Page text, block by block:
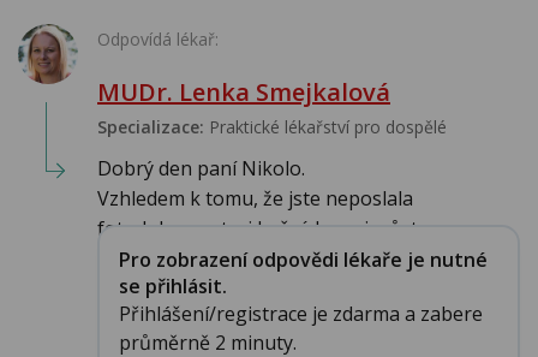
Odpovídá lékař:
MUDr. Lenka Smejkalová
Specializace: Praktické lékařství pro dospělé
Dobrý den paní Nikolo.
Vzhledem k tomu, že jste neposlala
fotodokumentaci kožních projevů, ta...
Pro zobrazení odpovědi lékaře je nutné
se přihlásit.
Přihlášení/registrace je zdarma a zabere
průměrně 2 minuty.